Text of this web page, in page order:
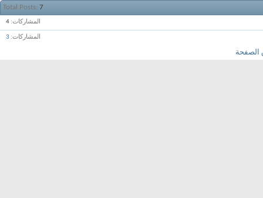
Total Posts 7
المشاركات 4
المشاركات 3
الصفحة